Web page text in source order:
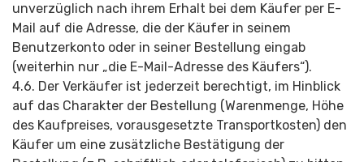
unverzüglich nach ihrem Erhalt bei dem Käufer per E-
Mail auf die Adresse, die der Käufer in seinem
Benutzerkonto oder in seiner Bestellung eingab
(weiterhin nur „die E-Mail-Adresse des Käufers“).
4.6. Der Verkäufer ist jederzeit berechtigt, im Hinblick
auf das Charakter der Bestellung (Warenmenge, Höhe
des Kaufpreises, vorausgesetzte Transportkosten) den
Käufer um eine zusätzliche Bestätigung der